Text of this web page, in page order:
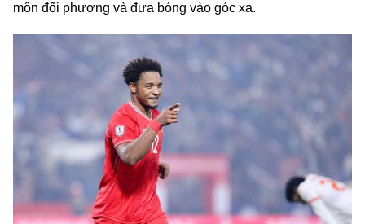
môn đối phương và đưa bóng vào góc xa.